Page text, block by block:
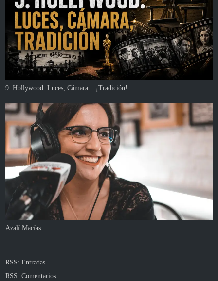
9. Hollywood: Luces, Cámara... ¡Tradición!
Azalí Macías
RSS: Entradas
RSS: Comentarios